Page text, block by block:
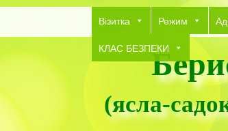
Візитка Режим
КЛАС БЕЗПЕКИ
(ясла-